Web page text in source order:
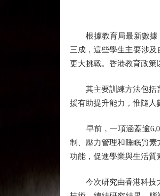
根據教育局最新數據，
三成，這些學生主要涉
更大挑戰。香港教育政策
其主要訓練方法包括言
援有助提升能力，惟隨人
早前，一項涵蓋逾
制、壓力管理和睡眠質
功能，促進學業與生活質
今次研究由香港科技大